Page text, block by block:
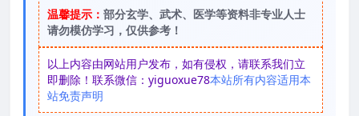
温馨提示： 部分玄学、武术、医学等资料非专业人士
请勿模仿学习，仅供参考！
以上内容由网站用户发布，如有侵权，请联系我们立
即删除！联系微信：yiguoxue78本站所有内容适用本
站免责声明